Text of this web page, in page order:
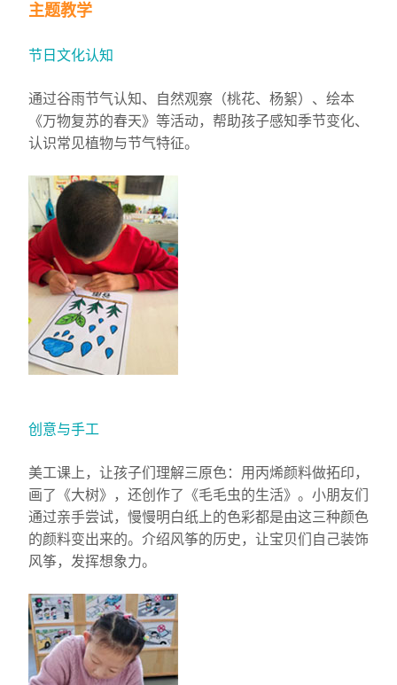
主题教学
节日文化认知
通过谷雨节气认知、自然观察（桃花、杨絮）、绘本
《万物复苏的春天》等活动，帮助孩子感知季节变化、
认识常见植物与节气特征。
创意与手工
美工课上，让孩子们理解三原色：用丙烯颜料做拓印，
画了《大树》，还创作了《毛毛虫的生活》。小朋友们
通过亲手尝试，慢慢明白纸上的色彩都是由这三种颜色
的颜料变出来的。介绍风筝的历史，让宝贝们自己装饰
风筝，发挥想象力。